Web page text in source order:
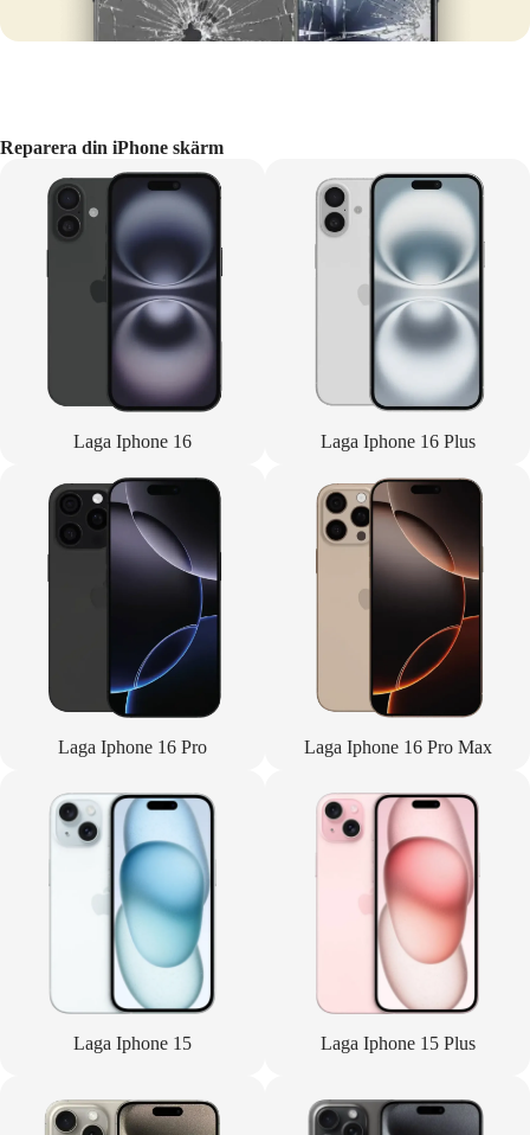
Reparera din iPhone skärm
Laga Iphone 16 Laga Iphone 16 Plus
Laga Iphone 16 Pro Laga Iphone 16 Pro Max
Laga Iphone 15 Laga Iphone 15 Plus